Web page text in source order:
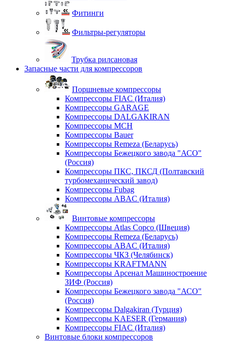
Фитинги
Фильтры-регуляторы
Трубка рилсановая
Запасные части для компрессоров
Поршневые компрессоры
Компрессоры FIAC (Италия)
Компрессоры GARAGE
Компрессоры DALGAKIRAN
Компрессоры MCH
Компрессоры Bauer
Компрессоры Remeza (Беларусь)
Компрессоры Бежецкого завода "АСО"
(Россия)
Компрессоры ПКС, ПКСД (Полтавский
турбомеханический завод)
Компрессоры Fubag
Компрессоры ABAC (Италия)
Винтовые компрессоры
Компрессоры Atlas Copco (Швеция)
Компрессоры Remeza (Беларусь)
Компрессоры ABAC (Италия)
Компрессоры ЧКЗ (Челябинск)
Компрессоры KRAFTMANN
Компрессоры Арсенал Машиностроение
ЗИФ (Россия)
Компрессоры Бежецкого завода "АСО"
(Россия)
Компрессоры Dalgakiran (Турция)
Компрессоры KAESER (Германия)
Компрессоры FIAC (Италия)
Винтовые блоки компрессоров